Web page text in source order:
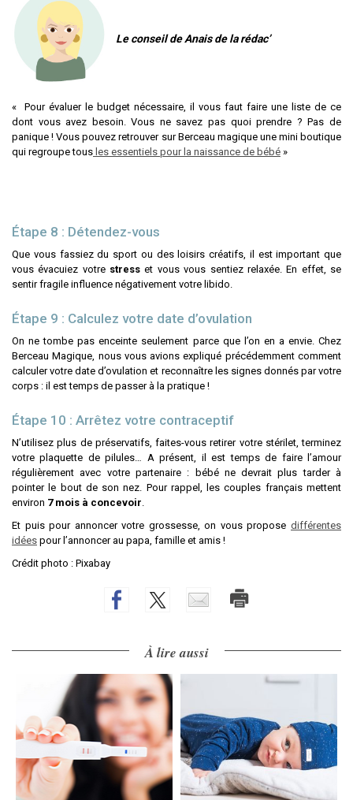
Le conseil de Anais de la rédac’
« Pour évaluer le budget nécessaire, il vous faut faire une liste de ce
dont vous avez besoin. Vous ne savez pas quoi prendre ? Pas de
panique ! Vous pouvez retrouver sur Berceau magique une mini boutique
qui regroupe tous les essentiels pour la naissance de bébé »
Étape 8 : Détendez-vous
Que vous fassiez du sport ou des loisirs créatifs, il est important que
vous évacuiez votre stress et vous vous sentiez relaxée. En effet, se
sentir fragile influence négativement votre libido.
Étape 9 : Calculez votre date d’ovulation
On ne tombe pas enceinte seulement parce que l’on en a envie. Chez
Berceau Magique, nous vous avions expliqué précédemment comment
calculer votre date d’ovulation et reconnaître les signes donnés par votre
corps : il est temps de passer à la pratique !
Étape 10 : Arrêtez votre contraceptif
N’utilisez plus de préservatifs, faites-vous retirer votre stérilet, terminez
votre plaquette de pilules… A présent, il est temps de faire l’amour
régulièrement avec votre partenaire : bébé ne devrait plus tarder à
pointer le bout de son nez. Pour rappel, les couples français mettent
environ 7 mois à concevoir.
Et puis pour annoncer votre grossesse, on vous propose différentes
idées pour l’annoncer au papa, famille et amis !
Crédit photo : Pixabay
À lire aussi